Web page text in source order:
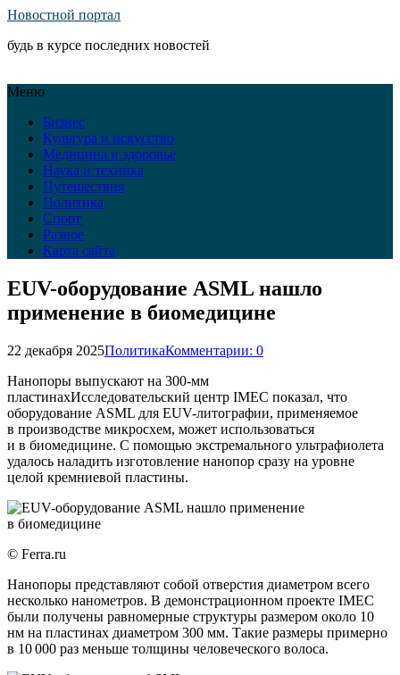
Новостной портал
будь в курсе последних новостей
Меню
Бизнес
Культура и искусство
Медицина и здоровье
Наука и техника
Путешествия
Политика
Спорт
Разное
Карта сайта
EUV-оборудование ASML нашло
применение в биомедицине
22 декабря 2025ПолитикаКомментарии: 0
Нанопоры выпускают на 300-мм
пластинахИсследовательский центр IMEC показал, что
оборудование ASML для EUV-литографии, применяемое
в производстве микросхем, может использоваться
и в биомедицине. С помощью экстремального ультрафиолета
удалось наладить изготовление нанопор сразу на уровне
целой кремниевой пластины.
© Ferra.ru
Нанопоры представляют собой отверстия диаметром всего
несколько нанометров. В демонстрационном проекте IMEC
были получены равномерные структуры размером около 10
нм на пластинах диаметром 300 мм. Такие размеры примерно
в 10 000 раз меньше толщины человеческого волоса.